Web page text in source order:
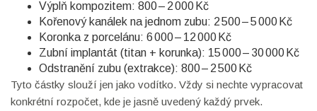
Výplň kompozitem: 800 – 2 000 Kč
Kořenový kanálek na jednom zubu: 2 500 – 5 000 Kč
Koronka z porcelánu: 6 000 – 12 000 Kč
Zubní implantát (titan + korunka): 15 000 – 30 000 Kč
Odstranění zubu (extrakce): 800 – 2 500 Kč
Tyto částky slouží jen jako vodítko. Vždy si nechte vypracovat
konkrétní rozpočet, kde je jasně uvedený každý prvek.